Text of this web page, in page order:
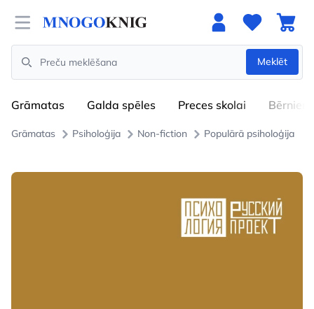
Open menu
Search
Meklēt
Grāmatas Galda spēles Preces skolai Bērniem
Grāmatas Psiholoģija Non-fiction Populārā psiholoģija